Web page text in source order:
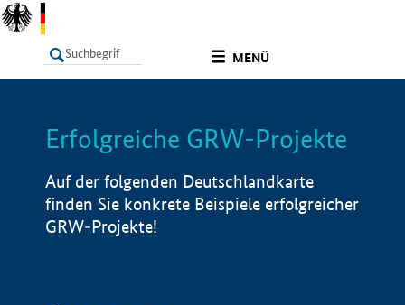
MENÜ
LISTE Info
Erfolgreiche GRW-Projekte
Auf der folgenden Deutschlandkarte
finden Sie konkrete Beispiele erfolgreicher
GRW-Projekte!